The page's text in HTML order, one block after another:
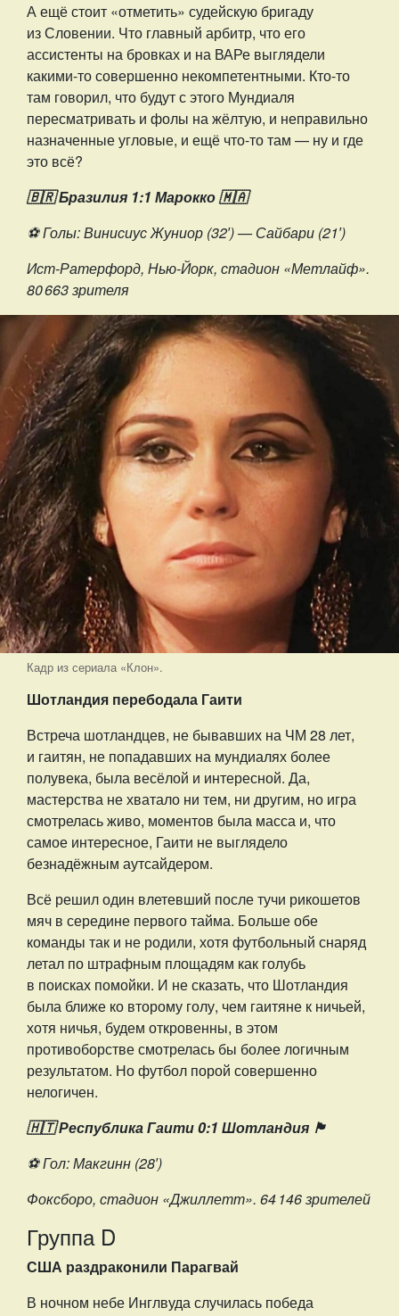
А ещё стоит «отметить» судейскую бригаду
из Словении. Что главный арбитр, что его
ассистенты на бровках и на ВАРе выглядели
какими-то совершенно некомпетентными. Кто-то
там говорил, что будут с этого Мундиаля
пересматривать и фолы на жёлтую, и неправильно
назначенные угловые, и ещё что-то там — ну и где
это всё?
🇧🇷 Бразилия 1:1 Марокко 🇲🇦
⚽️ Голы: Винисиус Жуниор (32′) — Сайбари (21′)
Ист-Ратерфорд, Нью-Йорк, стадион «Метлайф».
80 663 зрителя
Кадр из сериала «Клон».
Шотландия перебодала Гаити
Встреча шотландцев, не бывавших на ЧМ 28 лет,
и гаитян, не попадавших на мундиалях более
полувека, была весёлой и интересной. Да,
мастерства не хватало ни тем, ни другим, но игра
смотрелась живо, моментов была масса и, что
самое интересное, Гаити не выглядело
безнадёжным аутсайдером.
Всё решил один влетевший после тучи рикошетов
мяч в середине первого тайма. Больше обе
команды так и не родили, хотя футбольный снаряд
летал по штрафным площадям как голубь
в поисках помойки. И не сказать, что Шотландия
была ближе ко второму голу, чем гаитяне к ничьей,
хотя ничья, будем откровенны, в этом
противоборстве смотрелась бы более логичным
результатом. Но футбол порой совершенно
нелогичен.
🇭🇹 Республика Гаити 0:1 Шотландия 🏴󠁧󠁢󠁳󠁣󠁴󠁿
⚽️ Гол: Макгинн (28′)
Фоксборо, стадион «Джиллетт». 64 146 зрителей
Группа D
США раздраконили Парагвай
В ночном небе Инглвуда случилась победа